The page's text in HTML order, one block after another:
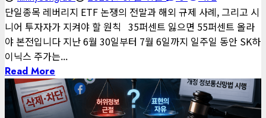
단일종목 레버리지 ETF 논쟁의 전말과 해외 규제 사례, 그리고 시
니어 투자자가 지켜야 할 원칙 35퍼센트 잃으면 55퍼센트 올라
야 본전입니다 지난 6월 30일부터 7월 6일까지 일주일 동안 SK하
이닉스 주가는...
Read More
3 minutes read
게재된 글